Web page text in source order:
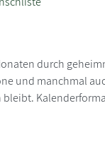
durch
und manchmal